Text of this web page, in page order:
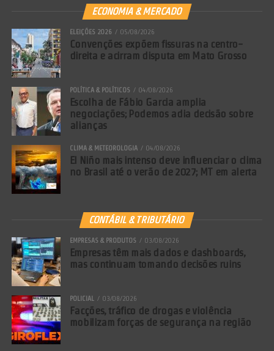
ECONOMIA & MERCADO
ELEIÇÕES 2026 05/08/2026
Convenções expõem fissuras na centro-
direita e acirram disputa em Mato Grosso
POLÍTICA & POLÍTICOS 04/08/2026
Escolha de Fábio Garcia amplia
negociações; Podemos adia decisão sobre
alianças
CLIMA & METEOROLOGIA 04/08/2026
El Niño mais intenso deve influenciar o clima
no Brasil até o verão de 2027; MT em alerta
CONTÁBIL & TRIBUTÁRIO
EMPRESAS & PRODUTOS 03/08/2026
Empresas têm mais dados e dashboards,
mas continuam tomando decisões ruins
POLICIAL 03/08/2026
Facções, tráfico de drogas e violência
mobilizam forças de segurança na região